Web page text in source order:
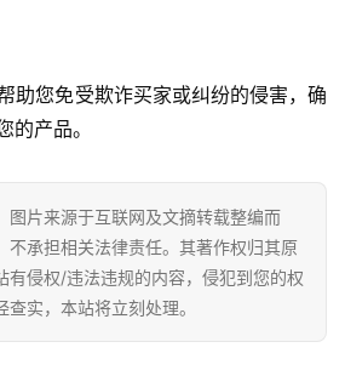
助您免受欺诈买家或纠纷的侵害，确
的产品。
图片来源于互联网及文摘转载整编而
不承担相关法律责任。其著作权归其原
有侵权/违法违规的内容，侵犯到您的权
实，本站将立刻处理。